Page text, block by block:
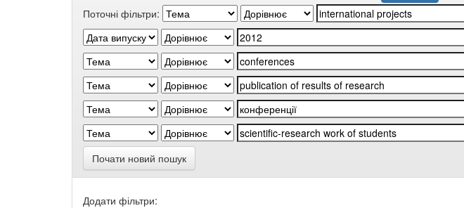
Поточні фільтри:
Почати новий пошук
Додати фільтри: